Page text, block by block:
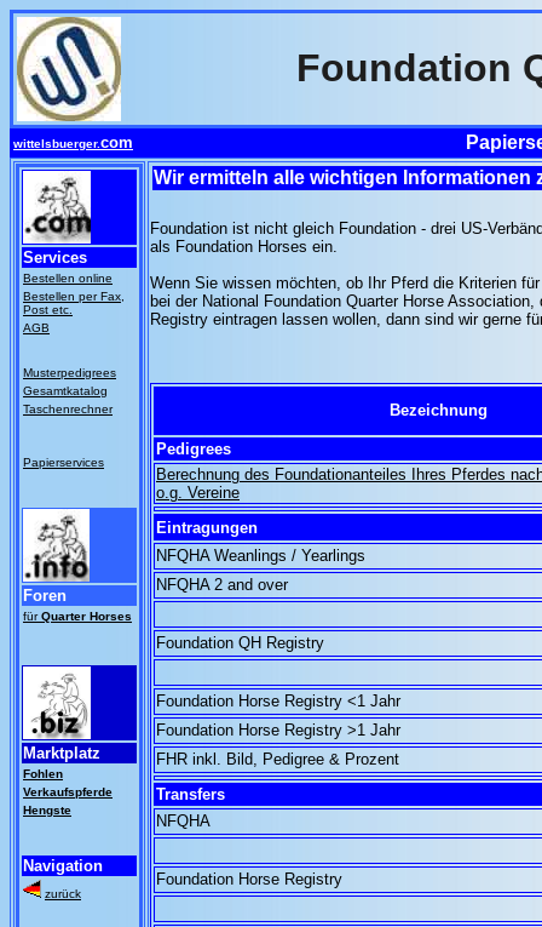
Foundation
wittelsbuerger.com
Services
Bestellen online
Bestellen per Fax,
Post etc.
AGB
Musterpedigrees
Gesamtkatalog
Taschenrechner
Papierservices
Foren
fürQuarter Horses
Marktplatz
Fohlen
Verkaufspferde
Hengste
Navigation
zurück
Wir ermitteln alle wichtigen Informationen
Foundation ist nicht gleich Foundation - drei US-
als Foundation Horses ein.
Wenn Sie wissen möchten, ob Ihr Pferd die Kriterien
bei der National Foundation Quarter Horse
Registry eintragen lassen wollen, dann sind wir gerne
Bezeichnung
Pedigrees
Berechnung des Foundationanteiles Ihres Pferdes
o.g. Vereine
Eintragungen
NFQHA Weanlings / Yearlings
NFQHA 2 and over
Foundation QH Registry
Foundation Horse Registry <1 Jahr
Foundation Horse Registry >1 Jahr
FHR inkl. Bild, Pedigree & Prozent
Transfers
NFQHA
Foundation Horse Registry